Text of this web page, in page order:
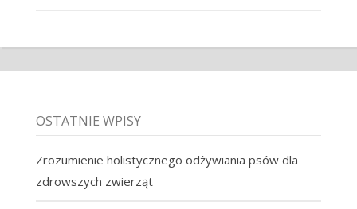
OSTATNIE WPISY
Zrozumienie holistycznego odżywiania psów dla
zdrowszych zwierząt